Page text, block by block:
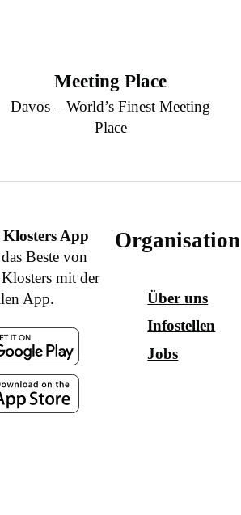
Meeting Place
Davos – World’s Finest Meeting
Place
Klosters App
Beste von
mit der
App.
Organisation
Über uns
Infostellen
Jobs